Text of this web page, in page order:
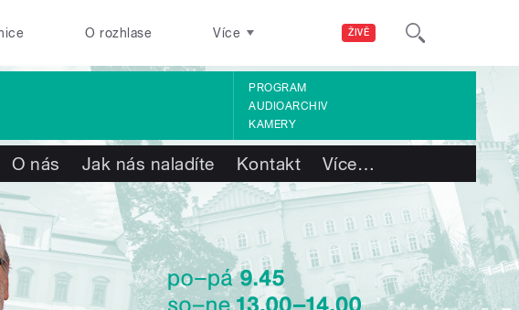
ŽIVĚ
O rozhlase Více
PROGRAM
AUDIOARCHIV
KAMERY
O nás Jak nás naladíte Kontakt Více…